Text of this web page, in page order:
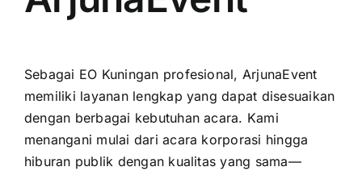
Sebagai EO Kuningan profesional, ArjunaEvent
memiliki layanan lengkap yang dapat disesuaikan
dengan berbagai kebutuhan acara. Kami
menangani mulai dari acara korporasi hingga
hiburan publik dengan kualitas yang sama—